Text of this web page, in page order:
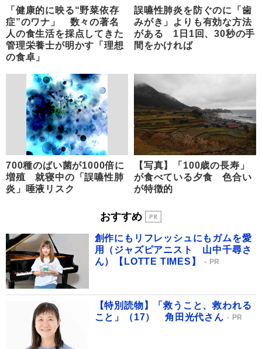
「健康的に映る“野菜依存
症”のワナ」 数々の著名
人の食生活を採点してきた
管理栄養士が明かす「理想
の食卓」
誤嚥性肺炎を防ぐのに「歯
みがき」よりも有効な方法
がある 1日1回、30秒の手
間をかければ
700種のばい菌が1000倍に
増殖 就寝中の「誤嚥性肺
炎」唾液リスク
【写真】「100歳の長寿」
が食べている夕食 色合い
が特徴的
おすすめ
創作にもリフレッシュにもガムを愛
用（ジャズピアニスト 山中千尋さ
ん）【LOTTE TIMES】
PR
【特別読物】「救うこと、救われる
こと」（17） 角田光代さん
PR